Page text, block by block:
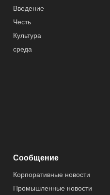
Введение
Честь
Культура
среда
Сообщение
Корпоративные новости
Промышленные новости